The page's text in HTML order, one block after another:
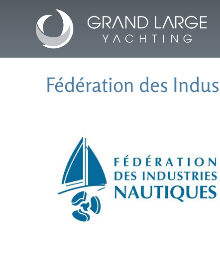
Fédération des